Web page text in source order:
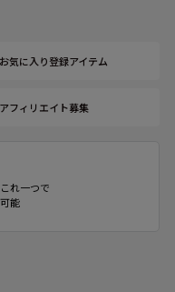
気に入り登録アイテム
フィリエイト募集
れ一つで
能